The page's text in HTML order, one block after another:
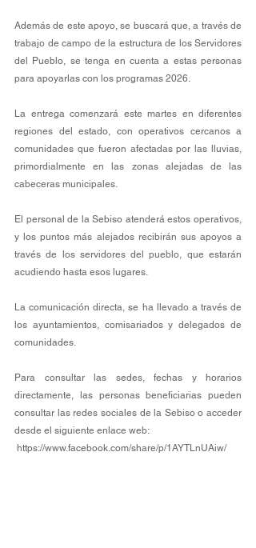
Además de este apoyo, se buscará que, a través de
trabajo de campo de la estructura de los Servidores
del Pueblo, se tenga en cuenta a estas personas
para apoyarlas con los programas 2026.
La entrega comenzará este martes en diferentes
regiones del estado, con operativos cercanos a
comunidades que fueron afectadas por las lluvias,
primordialmente en las zonas alejadas de las
cabeceras municipales.
El personal de la Sebiso atenderá estos operativos,
y los puntos más alejados recibirán sus apoyos a
través de los servidores del pueblo, que estarán
acudiendo hasta esos lugares.
La comunicación directa, se ha llevado a través de
los ayuntamientos, comisariados y delegados de
comunidades.
Para consultar las sedes, fechas y horarios
directamente, las personas beneficiarias pueden
consultar las redes sociales de la Sebiso o acceder
desde el siguiente enlace web:
https://www.facebook.com/share/p/1AYTLnUAiw/